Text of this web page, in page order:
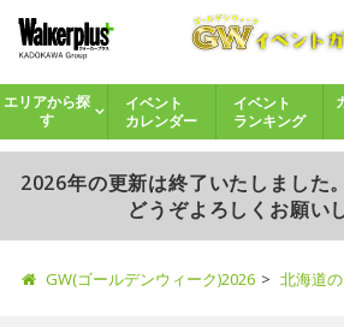
エリアから探
す
イベント
カレンダー
イベント
ランキング
2026年の更新は終了いたしました
どうぞよろしくお願い
GW(ゴールデンウィーク)2026 北海道